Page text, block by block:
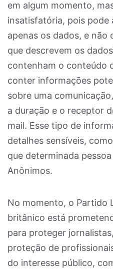
em algum momento,
insatisfatória, pois pode
apenas os dados, e não
que descrevem os
contenham o conteúdo
conter informações
sobre uma
a duração e o receptor
mail. Esse tipo de
detalhes sensíveis,
que determinada
Anônimos.
No momento, o Partido
britânico está
para proteger
proteção de
do interesse público,